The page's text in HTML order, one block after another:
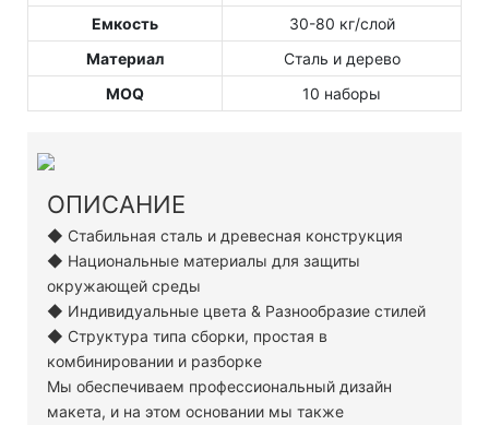
Емкость
30-80 кг/слой
Материал
Сталь и дерево
MOQ
10 наборы
ОПИСАНИЕ
◆ Стабильная сталь и древесная конструкция
◆ Национальные материалы для защиты
окружающей среды
◆ Индивидуальные цвета & Разнообразие стилей
◆ Структура типа сборки, простая в
комбинировании и разборке
Мы обеспечиваем профессиональный дизайн
макета, и на этом основании мы также